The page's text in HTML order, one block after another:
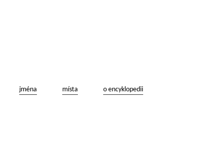
jména místa o encyklopedii